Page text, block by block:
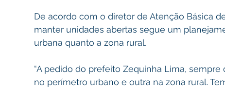
De acordo com o diretor de Atenção Básica
manter unidades abertas segue um
urbana quanto a zona rural.
“A pedido do prefeito Zequinha Lima,
no perímetro urbano e outra na zona rural.